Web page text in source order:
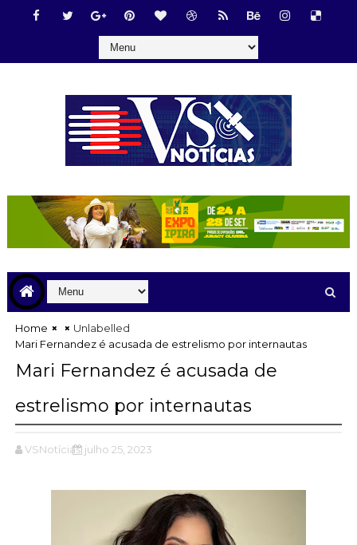
Home
Unlabelled
Mari Fernandez é acusada de estrelismo por internautas
Mari Fernandez é acusada de
estrelismo por internautas
VSNotícias julho 25, 2023